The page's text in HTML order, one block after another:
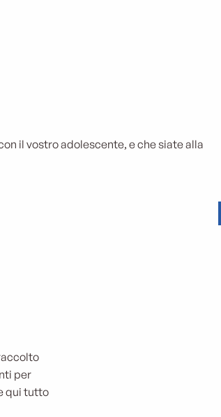
il vostro adolescente, e che siate alla
per
qui tutto